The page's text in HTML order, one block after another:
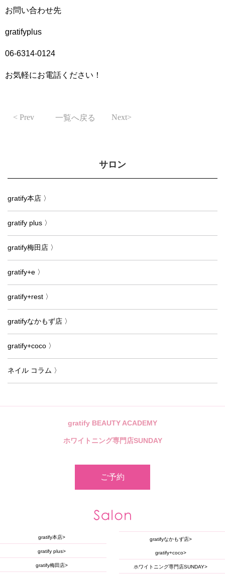
お問い合わせ先
gratifyplus
06-6314-0124
お気軽にお電話ください！
Prev 一覧へ戻る Next
サロン
gratify本店 〉
gratify plus 〉
gratify梅田店 〉
gratify+e 〉
gratify+rest 〉
gratifyなかもず店 〉
gratify+coco 〉
ネイル コラム 〉
gratify BEAUTY ACADEMY
ホワイトニング専門店SUNDAY
ご予約
gratify本店
gratify plus
gratify梅田店
gratifyなかもず店
gratify+coco
ホワイトニング専門店SUNDAY